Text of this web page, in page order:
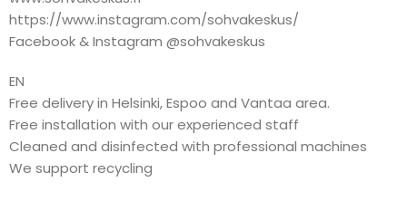
https://www.instagram.com/sohvakeskus/
Facebook & Instagram @sohvakeskus
EN
Free delivery in Helsinki, Espoo and Vantaa area.
Free installation with our experienced staff
Cleaned and disinfected with professional machines
We support recycling